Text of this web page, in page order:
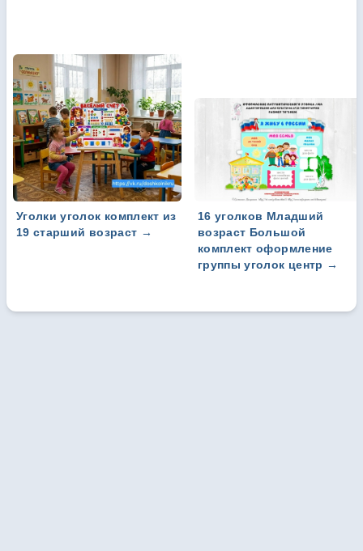
Уголки уголок комплект из
19 старший возраст →
16 уголков Младший
возраст Большой
комплект оформление
группы уголок центр →